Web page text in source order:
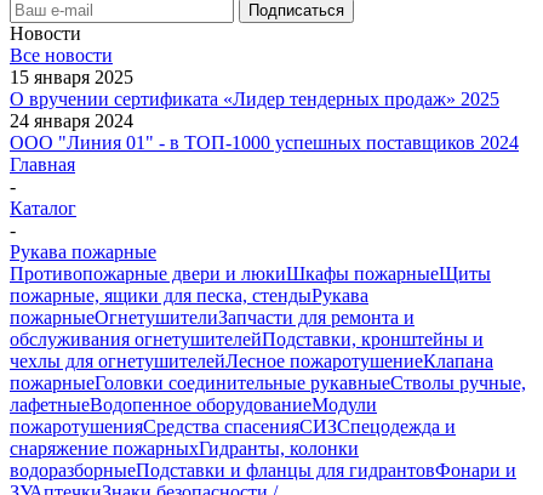
Новости
Все новости
15 января 2025
О вручении сертификата «Лидер тендерных продаж» 2025
24 января 2024
ООО "Линия 01" - в ТОП-1000 успешных поставщиков 2024
Главная
-
Каталог
-
Рукава пожарные
Противопожарные двери и люкиШкафы пожарныеЩиты
пожарные, ящики для песка, стендыРукава
пожарныеОгнетушителиЗапчасти для ремонта и
обслуживания огнетушителейПодставки, кронштейны и
чехлы для огнетушителейЛесное пожаротушениеКлапана
пожарныеГоловки соединительные рукавныеСтволы ручные,
лафетныеВодопенное оборудованиеМодули
пожаротушенияСредства спасенияСИЗСпецодежда и
снаряжение пожарныхГидранты, колонки
водоразборныеПодставки и фланцы для гидрантовФонари и